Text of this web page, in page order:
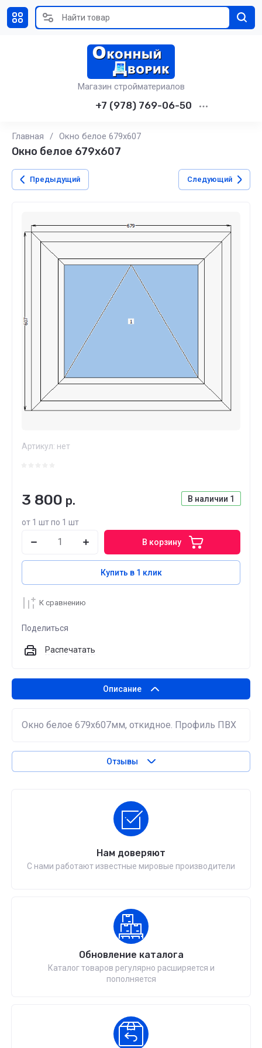
Магазин стройматериалов
+7 (978) 769-06-50
Главная / Окно белое 679х607
Окно белое 679х607
Предыдущий Следующий
Артикул: нет
В наличии 1
3 800 р.
от 1 шт по 1 шт
В корзину
Купить в 1 клик
К сравнению
Поделиться
Распечатать
Описание
Окно белое 679х607мм, откидное. Профиль ПВХ
Отзывы
Нам доверяют
С нами работают известные мировые производители
Обновление каталога
Каталог товаров регулярно расширяется и
пополняется